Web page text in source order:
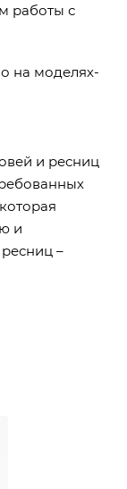
работы с
на моделях-
и ресниц
и
–